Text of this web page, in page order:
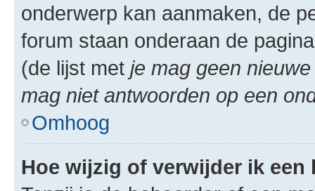
onderwerp kan aanmaken, de
forum staan onderaan de
(de lijst met je mag geen
mag niet antwoorden op een
Omhoog
Hoe wijzig of verwijder ik een